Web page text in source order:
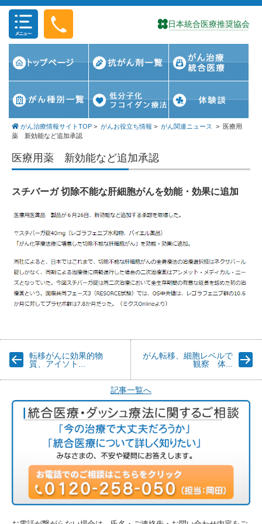
コンテンツに移動
がん治療情報サイトTOP >がんお役立ち情報 >がん関連ニュース >医療用
薬 新効能など追加承認
医療用薬 新効能など追加承認
スチバーガ 切除不能な肝細胞がんを効能・効果に追加
転移がんに効果的物
質、アイソト...
がん転移、細胞レベルで
観察 体...
記事一覧へ